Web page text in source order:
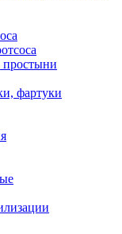
фартуки